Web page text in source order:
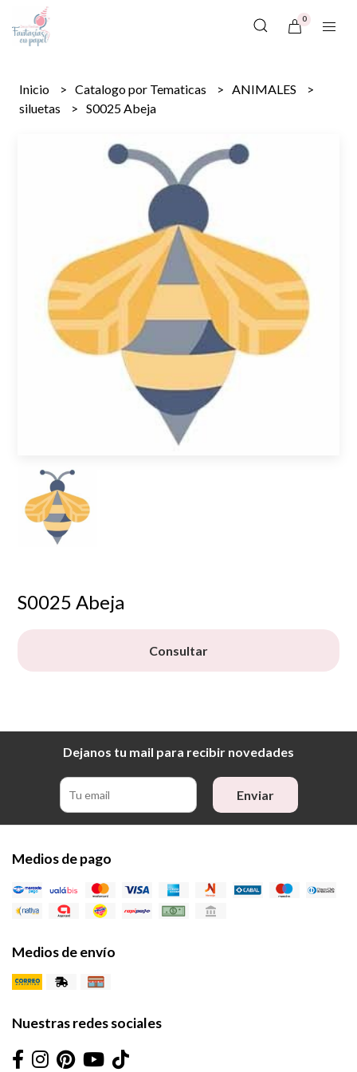
0
Inicio Catalogo por Tematicas
ANIMALES
siluetas
S0025 Abeja
S0025 Abeja
Consultar
Dejanos tu mail para recibir novedades
Enviar
Medios de pago
Medios de envío
Nuestras redes sociales